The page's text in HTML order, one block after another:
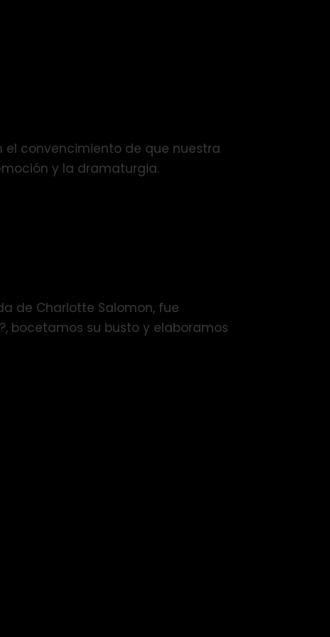
convencimiento de que nuestra
y la dramaturgia.
de Charlotte Salomon, fue
bocetamos su busto y elaboramos